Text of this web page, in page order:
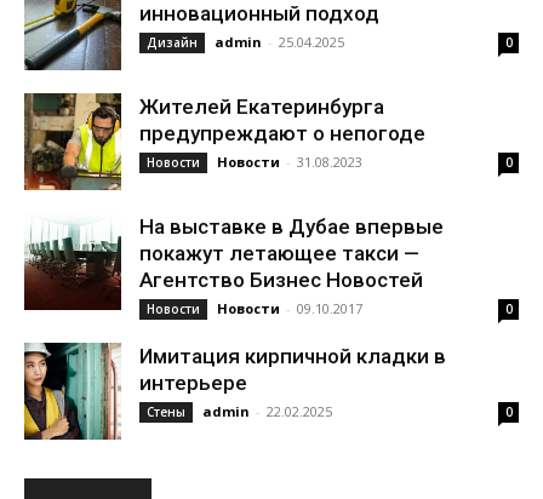
инновационный подход
Дизайн admin - 25.04.2025 0
Жителей Екатеринбурга
предупреждают о непогоде
Новости Новости - 31.08.2023 0
На выставке в Дубае впервые
покажут летающее такси —
Агентство Бизнес Новостей
Новости Новости - 09.10.2017 0
Имитация кирпичной кладки в
интерьере
Стены admin - 22.02.2025 0